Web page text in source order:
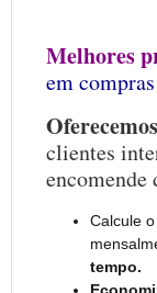
Melhores
em
clientes
Calcule
tempo.